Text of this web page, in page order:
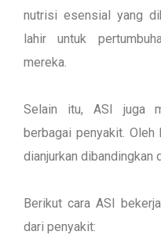
nutrisi esensial yang
lahir untuk
mereka.
Selain itu, ASI juga
berbagai penyakit.
dianjurkan dibandingkan
Berikut cara ASI
dari penyakit: